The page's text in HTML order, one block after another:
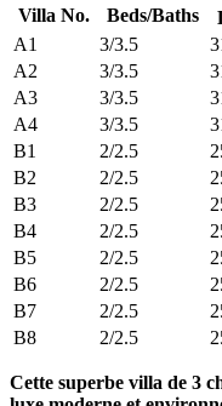
Villa No.
Beds/Baths
A1
3/3.5
A2
3/3.5
A3
3/3.5
A4
3/3.5
B1
2/2.5
B2
2/2.5
B3
2/2.5
B4
2/2.5
B5
2/2.5
B6
2/2.5
B7
2/2.5
B8
2/2.5
Cette superbe villa de 3